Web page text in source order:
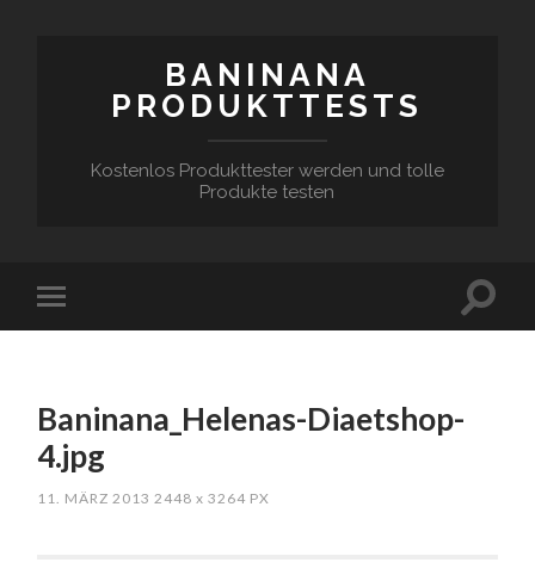
BANINANA
PRODUKTTESTS
Kostenlos Produkttester werden und tolle
Produkte testen
Baninana_Helenas-Diaetshop-
4.jpg
11. MÄRZ 2013 2448x 3264 PX